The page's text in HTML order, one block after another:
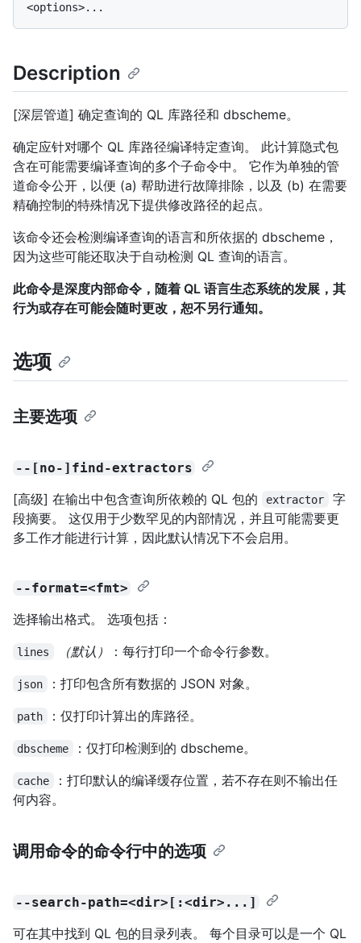
Description
[深层管道] 确定查询的 QL 库路径和 dbscheme。
确定应针对哪个 QL 库路径编译特定查询。 此计算隐式包
含在可能需要编译查询的多个子命令中。 它作为单独的管
道命令公开，以便 (a) 帮助进行故障排除，以及 (b) 在需要
精确控制的特殊情况下提供修改路径的起点。
该命令还会检测编译查询的语言和所依据的 dbscheme，
因为这些可能还取决于自动检测 QL 查询的语言。
此命令是深度内部命令，随着 QL 语言生态系统的发展，其
行为或存在可能会随时更改，恕不另行通知。
选项
主要选项
--[no-]find-extractors
[高级] 在输出中包含查询所依赖的 QL 包的 extractor
字
段摘要。 这仅用于少数罕见的内部情况，并且可能需要更
多工作才能进行计算，因此默认情况下不会启用。
--format=<fmt>
选择输出格式。 选项包括：
lines （默认） ：每行打印一个命令行参数。
json ：打印包含所有数据的 JSON 对象。
path ：仅打印计算出的库路径。
dbscheme ：仅打印检测到的 dbscheme。
cache
：打印默认的编译缓存位置，若不存在则不输出任
何内容。
调用命令的命令行中的选项
--search-path=<dir>[:<dir>...]
可在其中找到 QL 包的目录列表。 每个目录可以是一个 QL